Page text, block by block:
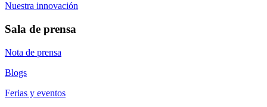
Nuestra innovación
Sala de prensa
Nota de prensa
Blogs
Ferias y eventos